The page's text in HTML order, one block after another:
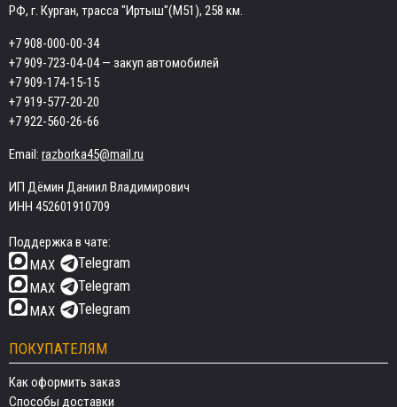
РФ, г. Курган, трасса "Иртыш"(М51), 258 км.
+7 908-000-00-34
+7 909-723-04-04— закуп автомобилей
+7 909-174-15-15
+7 919-577-20-20
+7 922-560-26-66
Email: razborka45@mail.ru
ИП Дёмин Даниил Владимирович
ИНН 452601910709
Поддержка в чате:
MAX
Telegram
MAX Telegram
MAX Telegram
ПОКУПАТЕЛЯМ
Как оформить заказ
Способы доставки